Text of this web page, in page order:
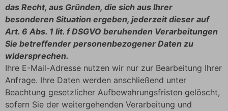
das Recht, aus Gründen, die sich aus Ihrer
besonderen Situation ergeben, jederzeit dieser auf
Art. 6 Abs. 1 lit. f DSGVO beruhenden Verarbeitungen
Sie betreffender personenbezogener Daten zu
widersprechen.
Ihre E-Mail-Adresse nutzen wir nur zur Bearbeitung Ihrer
Anfrage. Ihre Daten werden anschließend unter
Beachtung gesetzlicher Aufbewahrungsfristen gelöscht,
sofern Sie der weitergehenden Verarbeitung und